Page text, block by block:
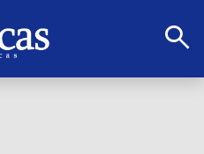
search